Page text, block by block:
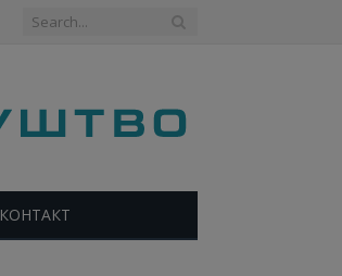
КОНТАКТ